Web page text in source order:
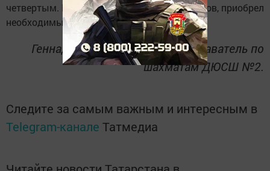
четвертым. Кто остался без медалей и кубков, приобрел
необходимый опыт.
Геннадий Зыков, тренер-преподаватель по
шахматам ДЮСШ №2.
Следите за самым важным и интересным в
Telegram-канале Татмедиа